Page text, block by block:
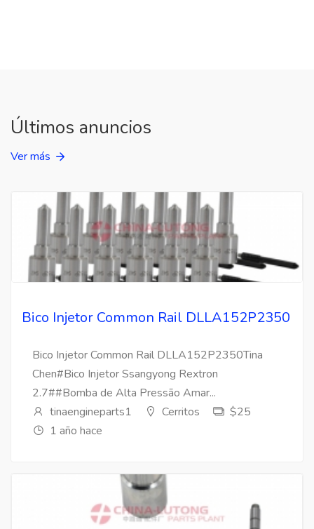
Últimos anuncios
Ver más
Bico Injetor Common Rail DLLA152P2350
Bico Injetor Common Rail DLLA152P2350Tina
Chen#Bico Injetor Ssangyong Rextron
2.7##Bomba de Alta Pressão Amar...
tinaengineparts1
Cerritos
$25
1 año hace